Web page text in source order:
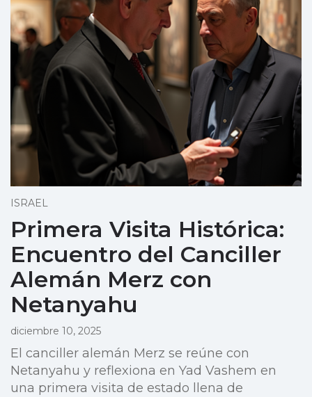
ISRAEL
Primera Visita Histórica:
Encuentro del Canciller
Alemán Merz con
Netanyahu
diciembre 10, 2025
El canciller alemán Merz se reúne con
Netanyahu y reflexiona en Yad Vashem en
una primera visita de estado llena de